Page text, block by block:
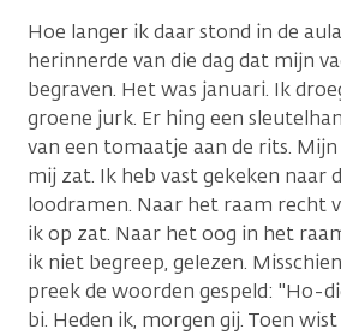
Hoe langer ik daar stond in de
herinnerde van die dag dat mijn
begraven. Het was januari. Ik
groene jurk. Er hing een
van een tomaatje aan de rits.
mij zat. Ik heb vast gekeken naar
loodramen. Naar het raam recht
ik op zat. Naar het oog in het
ik niet begreep, gelezen.
preek de woorden gespeld:
bi. Heden ik, morgen gij. Toen